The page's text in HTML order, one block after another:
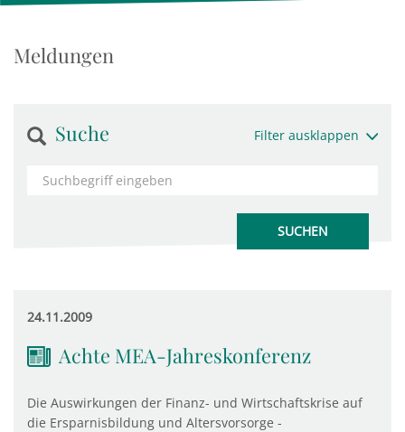
Meldungen
Suche Filter ausklappen
24.11.2009
Achte MEA-Jahreskonferenz
Die Auswirkungen der Finanz- und Wirtschaftskrise auf
die Ersparnisbildung und Altersvorsorge -